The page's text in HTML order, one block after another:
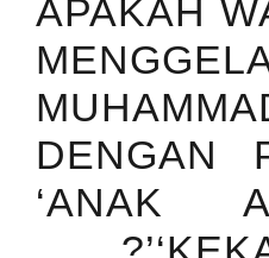
APAKAH
DENGAN
‘ANAK